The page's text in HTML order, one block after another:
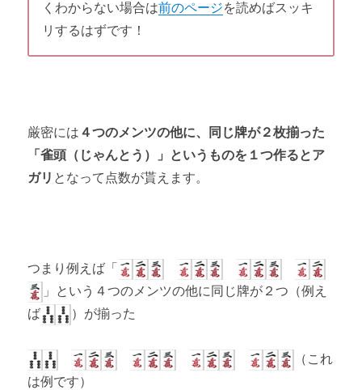
くわからない場合は前のページを読めばスッキ
リするはずです！
厳密には ４つのメンツの他に、同じ牌が２枚揃った
「雀頭（じゃんとう）」というものを１つ作るとア
ガリ となって点数が貰えます。
つまり例えば「
」という４つのメンツの他に同じ牌が２つ（例え
ば
）が揃った
（これ
は例です）